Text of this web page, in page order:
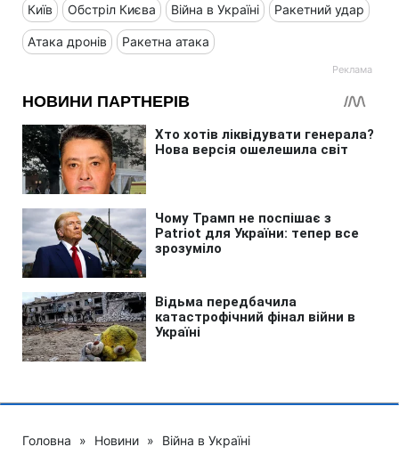
Київ Обстріл Києва Війна в Україні Ракетний удар
Атака дронів Ракетна атака
Головна » Новини » Війна в Україні